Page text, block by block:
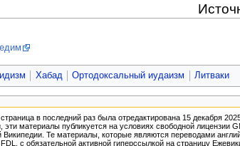
Хабад Ортодоксальный иудаизм Литваки
в последний раз была отредактирована 15 декабря
материалы публикуется на условиях свободной лицензии
Те материалы, которые являются переводами
с обязательной активной гиперссылкой на страницу